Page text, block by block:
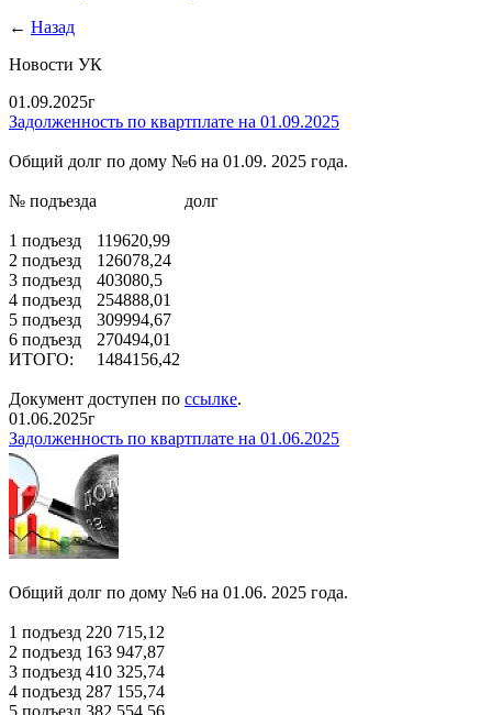
← Назад
Новости УК
01.09.2025г
Задолженность по квартплате на 01.09.2025
Общий долг по дому №6 на 01.09. 2025 года.
№ подъезда долг
1 подъезд
119620,99
2 подъезд
126078,24
3 подъезд
403080,5
4 подъезд
254888,01
5 подъезд
309994,67
6 подъезд
270494,01
ИТОГО:
1484156,42
Документ доступен по ссылке.
01.06.2025г
Задолженность по квартплате на 01.06.2025
Общий долг по дому №6 на 01.06. 2025 года.
1 подъезд 220 715,12
2 подъезд 163 947,87
3 подъезд 410 325,74
4 подъезд 287 155,74
5 подъезд 382 554,56